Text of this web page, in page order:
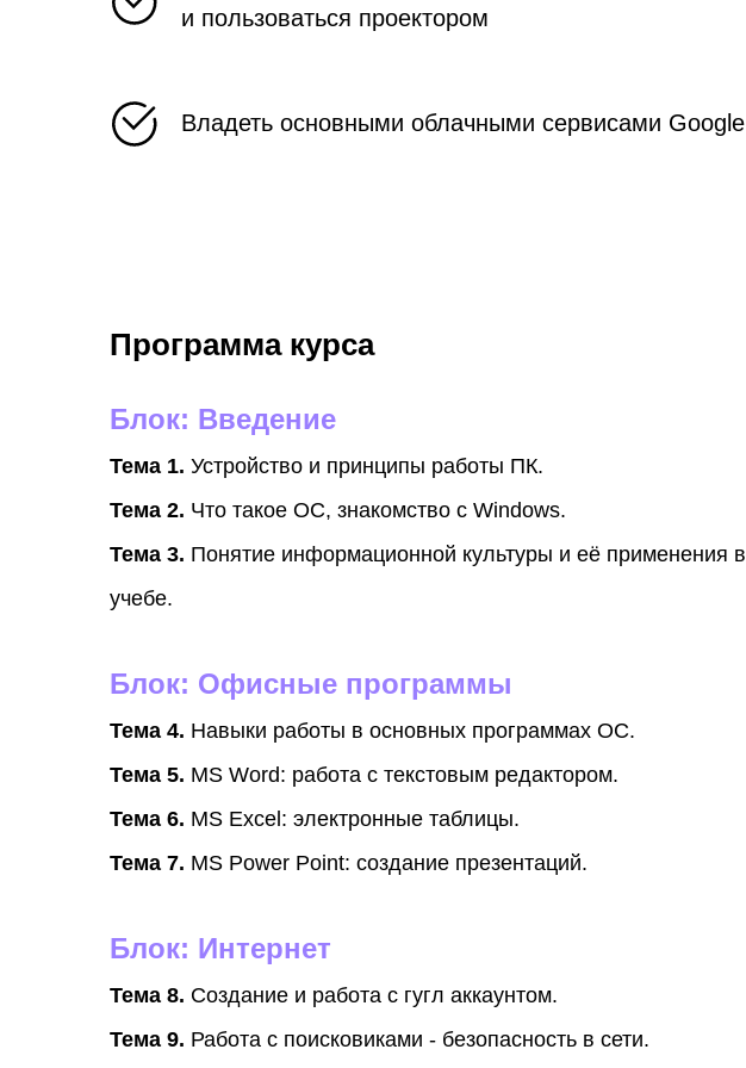
и пользоваться проектором
Владеть основными облачными сервисами Google
Программа курса
Блок: Введение
Тема 1. Устройство и принципы работы ПК.
Тема 2. Что такое ОС, знакомство с Windows.
Тема 3. Понятие информационной культуры и её применения в
учебе.
Блок: Офисные программы
Тема 4. Навыки работы в основных программах ОС.
Тема 5. MS Word: работа с текстовым редактором.
Тема 6. MS Excel: электронные таблицы.
Тема 7. MS Power Point: создание презентаций.
Блок: Интернет
Тема 8. Создание и работа с гугл аккаунтом.
Тема 9. Работа с поисковиками - безопасность в сети.